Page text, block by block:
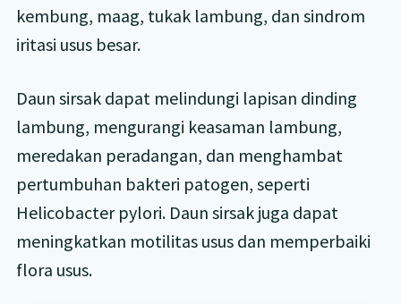
kembung, maag, tukak lambung, dan sindrom
iritasi usus besar.
Daun sirsak dapat melindungi lapisan dinding
lambung, mengurangi keasaman lambung,
meredakan peradangan, dan menghambat
pertumbuhan bakteri patogen, seperti
Helicobacter pylori. Daun sirsak juga dapat
meningkatkan motilitas usus dan memperbaiki
flora usus.